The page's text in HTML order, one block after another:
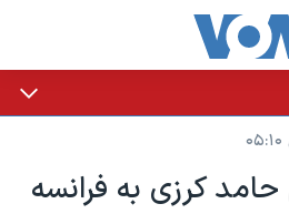
کرزی به فرانسه